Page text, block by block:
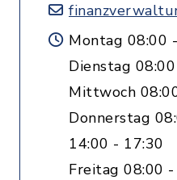
Montag 08:00
Dienstag
Mittwoch
Donnerstag
14:00 - 17:30
Freitag 08:00